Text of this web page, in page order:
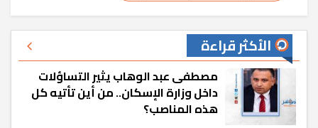
الأكثر قراءة
مصطفى عبد الوهاب يثير التساؤلات
داخل وزارة الإسكان.. من أين تأتيه كل
هذه المناصب؟